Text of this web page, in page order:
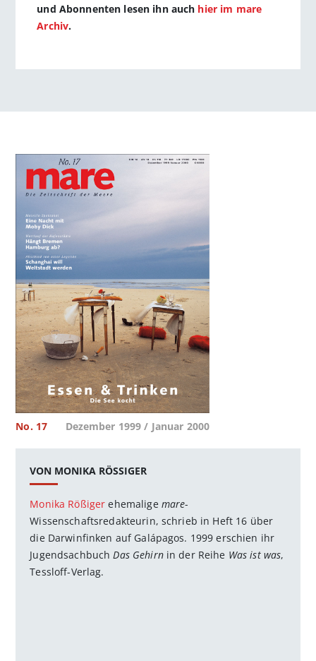
und Abonnenten lesen ihn auch hier im mare
Archiv.
No. 17 Dezember 1999 / Januar 2000
VON MONIKA RÖSSIGER
Monika Rößiger ehemalige mare-
Wissenschaftsredakteurin, schrieb in Heft 16 über
die Darwinfinken auf Galápagos. 1999 erschien ihr
Jugendsachbuch Das Gehirnin der Reihe Was ist was,
Tessloff-Verlag.